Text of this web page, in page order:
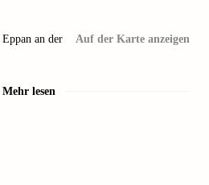
Eppan an der
Auf der Karte anzeigen
Mehr lesen